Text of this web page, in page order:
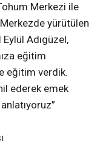
Merkezi ile
yürütülen
Adıgüzel,
eğitim
eğitim verdik.
ederek emek